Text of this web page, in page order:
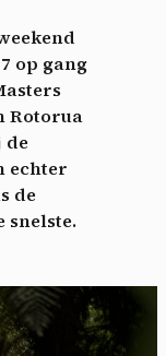
op gang
Rotorua
de
echter
de
snelste.